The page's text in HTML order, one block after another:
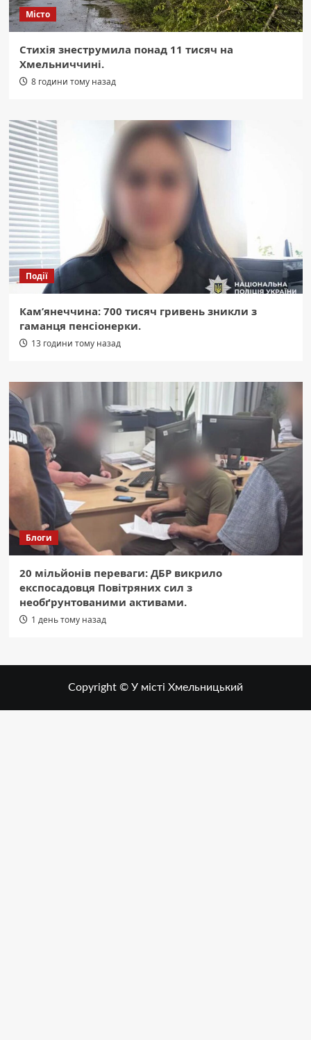
Місто
Стихія знеструмила понад 11 тисяч на
Хмельниччині.
8 години тому назад
Події
Кам’янеччина: 700 тисяч гривень зникли з
гаманця пенсіонерки.
13 години тому назад
Блоги
20 мільйонів переваги: ДБР викрило
експосадовця Повітряних сил з
необґрунтованими активами.
1 день тому назад
Copyright © У місті Хмельницький